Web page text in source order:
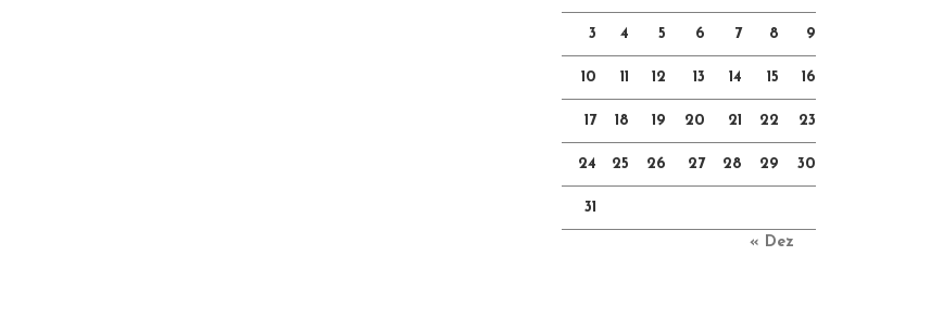
3 4 5 6 7 8 9
10 11 12 13 14 15 16
17 18 19 20 21 22 23
24 25 26 27 28 29 30
31
« Dez